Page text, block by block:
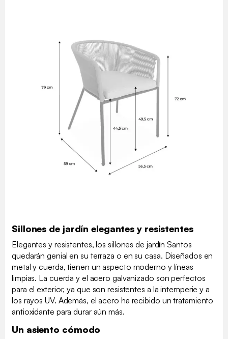
Sillones de jardín elegantes y resistentes
Elegantes y resistentes, los sillones de jardín Santos
quedarán genial en su terraza o en su casa. Diseñados en
metal y cuerda, tienen un aspecto moderno y líneas
limpias. La cuerda y el acero galvanizado son perfectos
para el exterior, ya que son resistentes a la intemperie y a
los rayos UV. Además, el acero ha recibido un tratamiento
antioxidante para durar aún más.
Un asiento cómodo